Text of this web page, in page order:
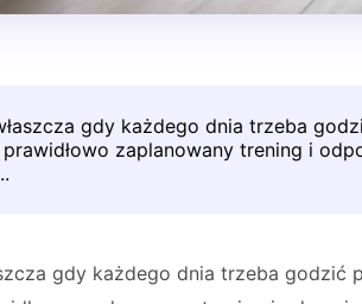
gdy każdego dnia trzeba
zaplanowany trening i
gdy każdego dnia trzeba godzić